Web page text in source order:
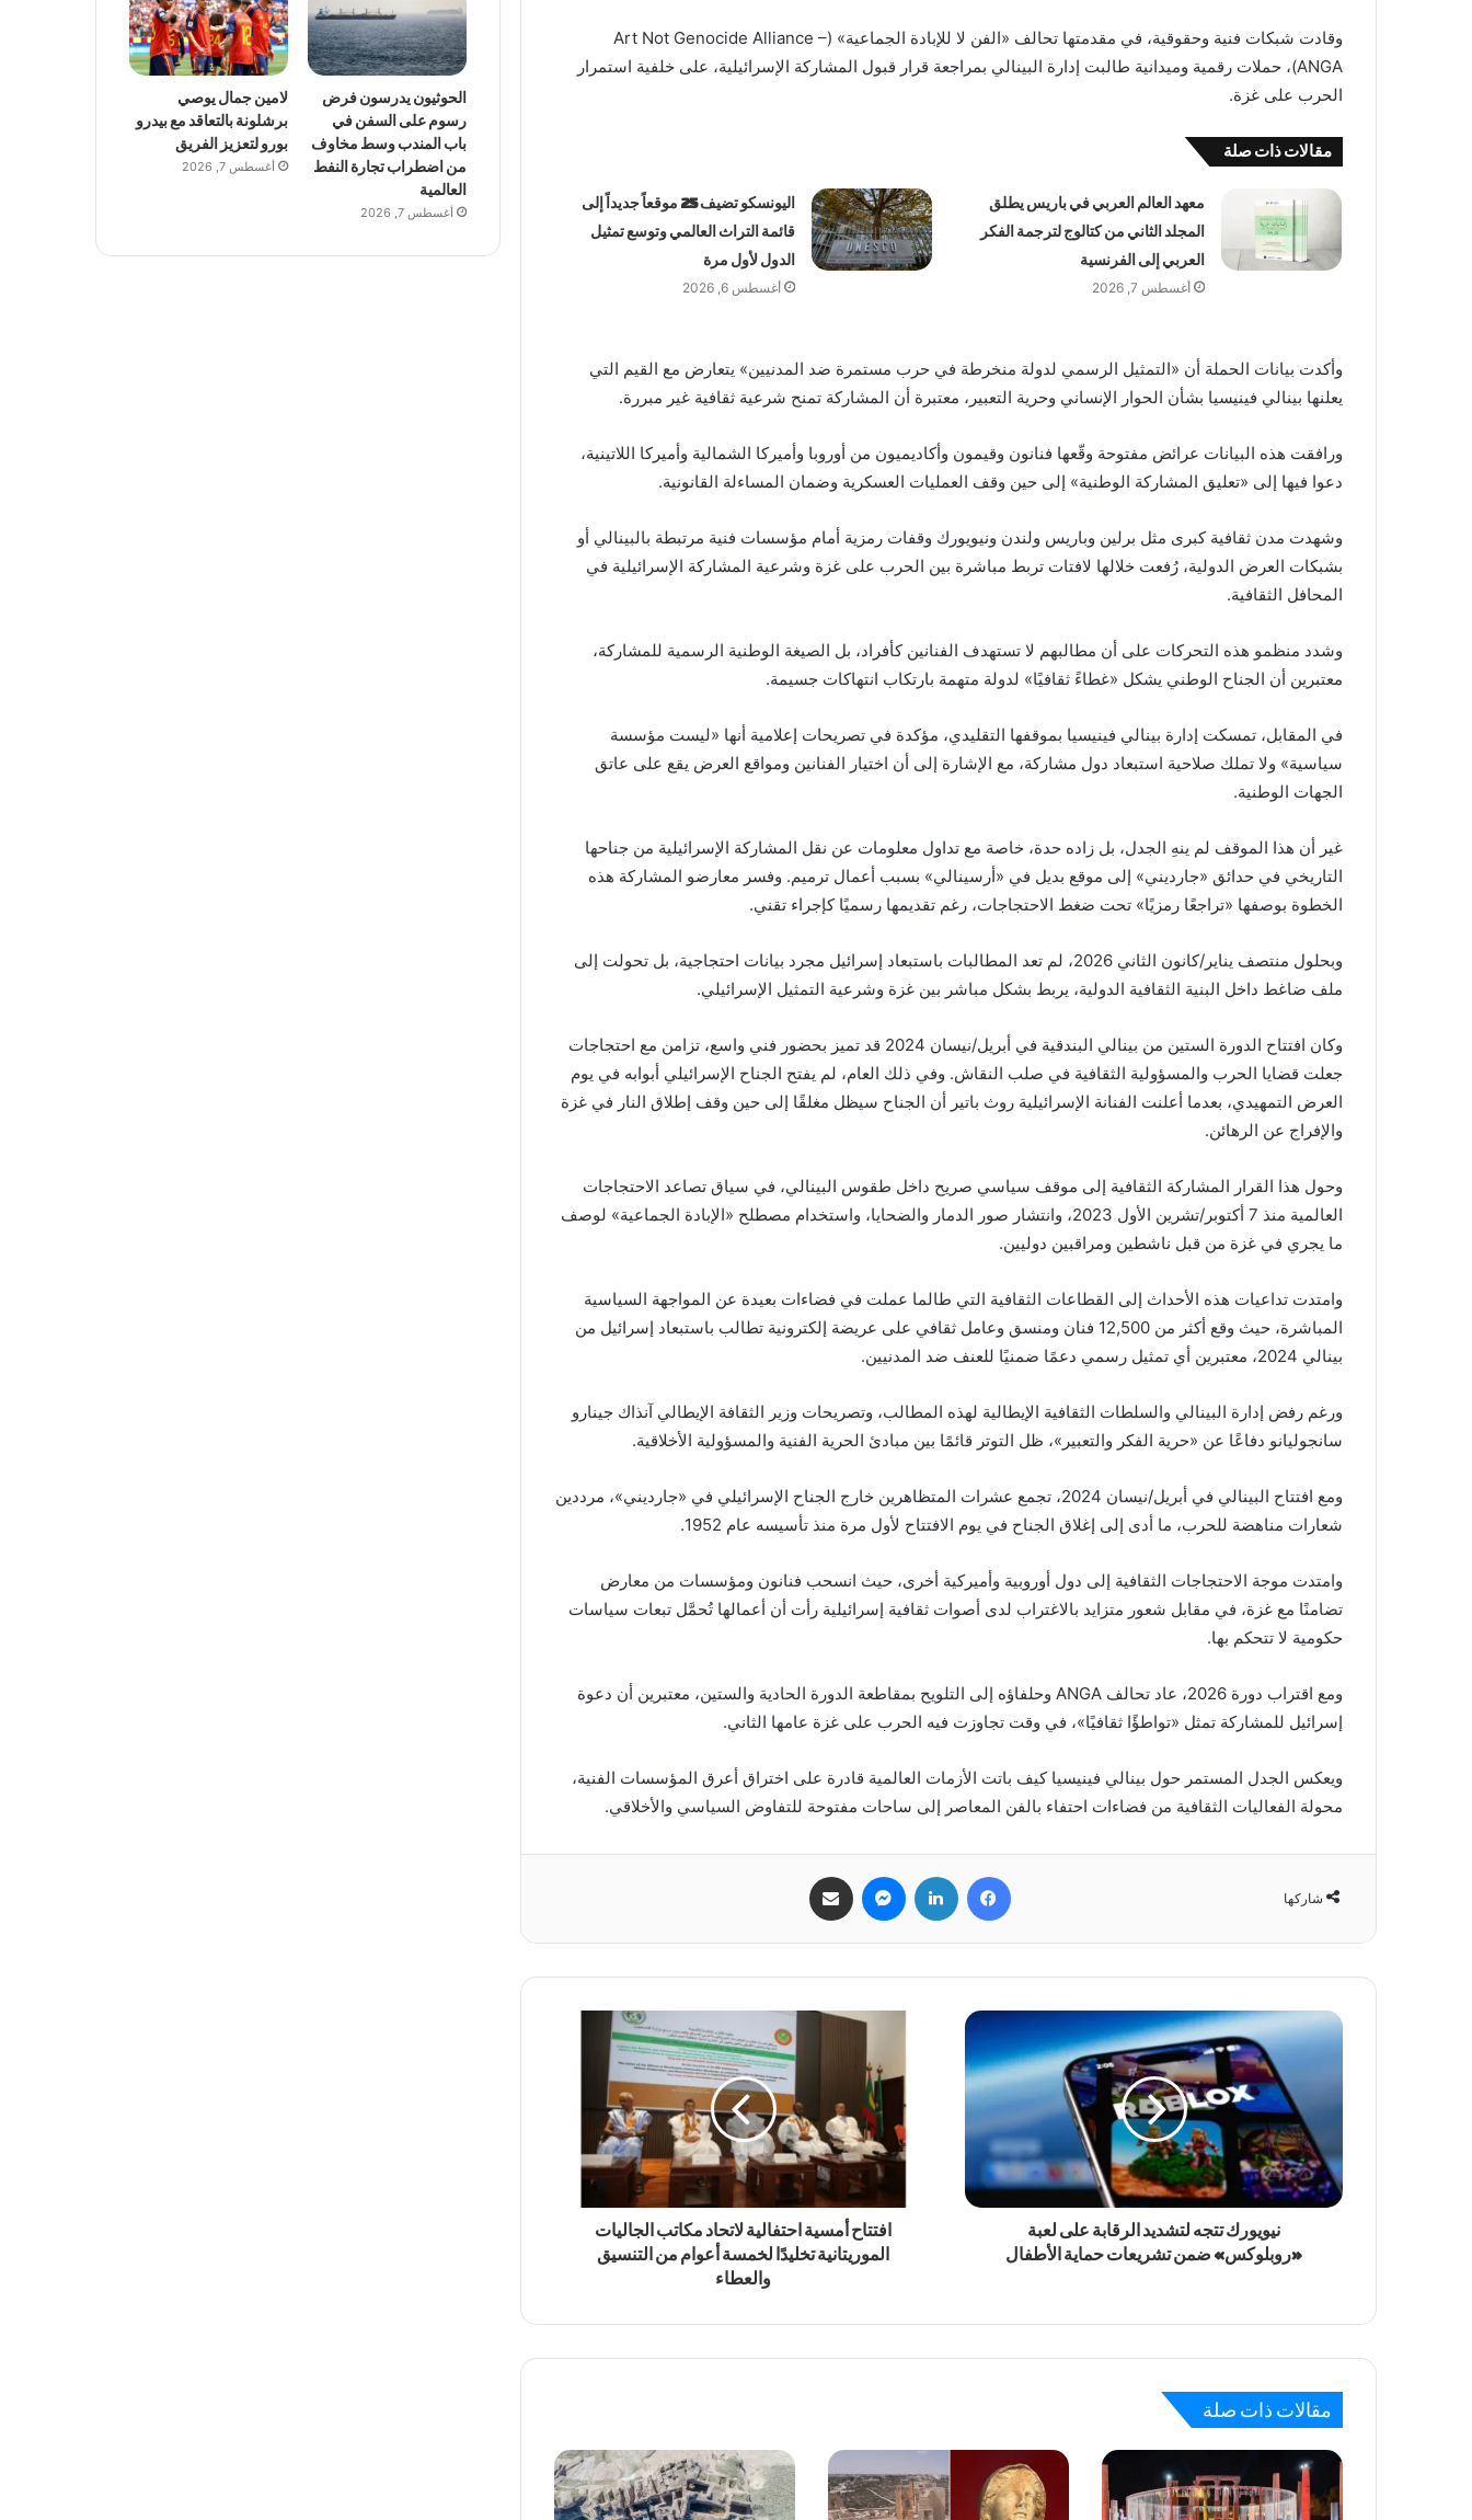
وقادت شبكات فنية وحقوقية، في مقدمتها تحالف «الفن لا للإبادة الجماعية» (Art Not Genocide Alliance –
ANGA)، حملات رقمية وميدانية طالبت إدارة البينالي بمراجعة قرار قبول المشاركة الإسرائيلية، على خلفية استمرار
الحرب على غزة.
مقالات ذات صلة
معهد العالم العربي في باريس يطلق
المجلد الثاني من كتالوج لترجمة الفكر
العربي إلى الفرنسية
أغسطس 7, 2026
اليونسكو تضيف 25 موقعاً جديداً إلى
قائمة التراث العالمي وتوسع تمثيل
الدول لأول مرة
أغسطس 6, 2026
وأكدت بيانات الحملة أن «التمثيل الرسمي لدولة منخرطة في حرب مستمرة ضد المدنيين» يتعارض مع القيم التي
يعلنها بينالي فينيسيا بشأن الحوار الإنساني وحرية التعبير، معتبرة أن المشاركة تمنح شرعية ثقافية غير مبررة.
ورافقت هذه البيانات عرائض مفتوحة وقّعها فنانون وقيمون وأكاديميون من أوروبا وأميركا الشمالية وأميركا اللاتينية،
دعوا فيها إلى «تعليق المشاركة الوطنية» إلى حين وقف العمليات العسكرية وضمان المساءلة القانونية.
وشهدت مدن ثقافية كبرى مثل برلين وباريس ولندن ونيويورك وقفات رمزية أمام مؤسسات فنية مرتبطة بالبينالي أو
بشبكات العرض الدولية، رُفعت خلالها لافتات تربط مباشرة بين الحرب على غزة وشرعية المشاركة الإسرائيلية في
المحافل الثقافية.
وشدد منظمو هذه التحركات على أن مطالبهم لا تستهدف الفنانين كأفراد، بل الصيغة الوطنية الرسمية للمشاركة،
معتبرين أن الجناح الوطني يشكل «غطاءً ثقافيًا» لدولة متهمة بارتكاب انتهاكات جسيمة.
في المقابل، تمسكت إدارة بينالي فينيسيا بموقفها التقليدي، مؤكدة في تصريحات إعلامية أنها «ليست مؤسسة
سياسية» ولا تملك صلاحية استبعاد دول مشاركة، مع الإشارة إلى أن اختيار الفنانين ومواقع العرض يقع على عاتق
الجهات الوطنية.
غير أن هذا الموقف لم ينهِ الجدل، بل زاده حدة، خاصة مع تداول معلومات عن نقل المشاركة الإسرائيلية من جناحها
التاريخي في حدائق «جارديني» إلى موقع بديل في «أرسينالي» بسبب أعمال ترميم. وفسر معارضو المشاركة هذه
الخطوة بوصفها «تراجعًا رمزيًا» تحت ضغط الاحتجاجات، رغم تقديمها رسميًا كإجراء تقني.
وبحلول منتصف يناير/كانون الثاني 2026، لم تعد المطالبات باستبعاد إسرائيل مجرد بيانات احتجاجية، بل تحولت إلى
ملف ضاغط داخل البنية الثقافية الدولية، يربط بشكل مباشر بين غزة وشرعية التمثيل الإسرائيلي.
وكان افتتاح الدورة الستين من بينالي البندقية في أبريل/نيسان 2024 قد تميز بحضور فني واسع، تزامن مع احتجاجات
جعلت قضايا الحرب والمسؤولية الثقافية في صلب النقاش. وفي ذلك العام، لم يفتح الجناح الإسرائيلي أبوابه في يوم
العرض التمهيدي، بعدما أعلنت الفنانة الإسرائيلية روث باتير أن الجناح سيظل مغلقًا إلى حين وقف إطلاق النار في غزة
والإفراج عن الرهائن.
وحول هذا القرار المشاركة الثقافية إلى موقف سياسي صريح داخل طقوس البينالي، في سياق تصاعد الاحتجاجات
العالمية منذ 7 أكتوبر/تشرين الأول 2023، وانتشار صور الدمار والضحايا، واستخدام مصطلح «الإبادة الجماعية» لوصف
ما يجري في غزة من قبل ناشطين ومراقبين دوليين.
وامتدت تداعيات هذه الأحداث إلى القطاعات الثقافية التي طالما عملت في فضاءات بعيدة عن المواجهة السياسية
المباشرة، حيث وقع أكثر من 12,500 فنان ومنسق وعامل ثقافي على عريضة إلكترونية تطالب باستبعاد إسرائيل من
بينالي 2024، معتبرين أي تمثيل رسمي دعمًا ضمنيًا للعنف ضد المدنيين.
ورغم رفض إدارة البينالي والسلطات الثقافية الإيطالية لهذه المطالب، وتصريحات وزير الثقافة الإيطالي آنذاك جينارو
سانجوليانو دفاعًا عن «حرية الفكر والتعبير»، ظل التوتر قائمًا بين مبادئ الحرية الفنية والمسؤولية الأخلاقية.
ومع افتتاح البينالي في أبريل/نيسان 2024، تجمع عشرات المتظاهرين خارج الجناح الإسرائيلي في «جارديني»، مرددين
شعارات مناهضة للحرب، ما أدى إلى إغلاق الجناح في يوم الافتتاح لأول مرة منذ تأسيسه عام 1952.
وامتدت موجة الاحتجاجات الثقافية إلى دول أوروبية وأميركية أخرى، حيث انسحب فنانون ومؤسسات من معارض
تضامنًا مع غزة، في مقابل شعور متزايد بالاغتراب لدى أصوات ثقافية إسرائيلية رأت أن أعمالها تُحمَّل تبعات سياسات
حكومية لا تتحكم بها.
ومع اقتراب دورة 2026، عاد تحالف ANGA وحلفاؤه إلى التلويح بمقاطعة الدورة الحادية والستين، معتبرين أن دعوة
إسرائيل للمشاركة تمثل «تواطؤًا ثقافيًا»، في وقت تجاوزت فيه الحرب على غزة عامها الثاني.
ويعكس الجدل المستمر حول بينالي فينيسيا كيف باتت الأزمات العالمية قادرة على اختراق أعرق المؤسسات الفنية،
محولة الفعاليات الثقافية من فضاءات احتفاء بالفن المعاصر إلى ساحات مفتوحة للتفاوض السياسي والأخلاقي.
شاركها
فيسبوك لينكدإن ماسنجر
نيويورك تتجه لتشديد الرقابة على لعبة
«روبلوكس» ضمن تشريعات حماية الأطفال
افتتاح أمسية احتفالية لاتحاد مكاتب الجاليات
الموريتانية تخليدًا لخمسة أعوام من التنسيق
والعطاء
مقالات ذات صلة
الحوثيون يدرسون فرض
رسوم على السفن في
باب المندب وسط مخاوف
من اضطراب تجارة النفط
العالمية
أغسطس 7, 2026
لامين جمال يوصي
برشلونة بالتعاقد مع بيدرو
بورو لتعزيز الفريق
أغسطس 7, 2026